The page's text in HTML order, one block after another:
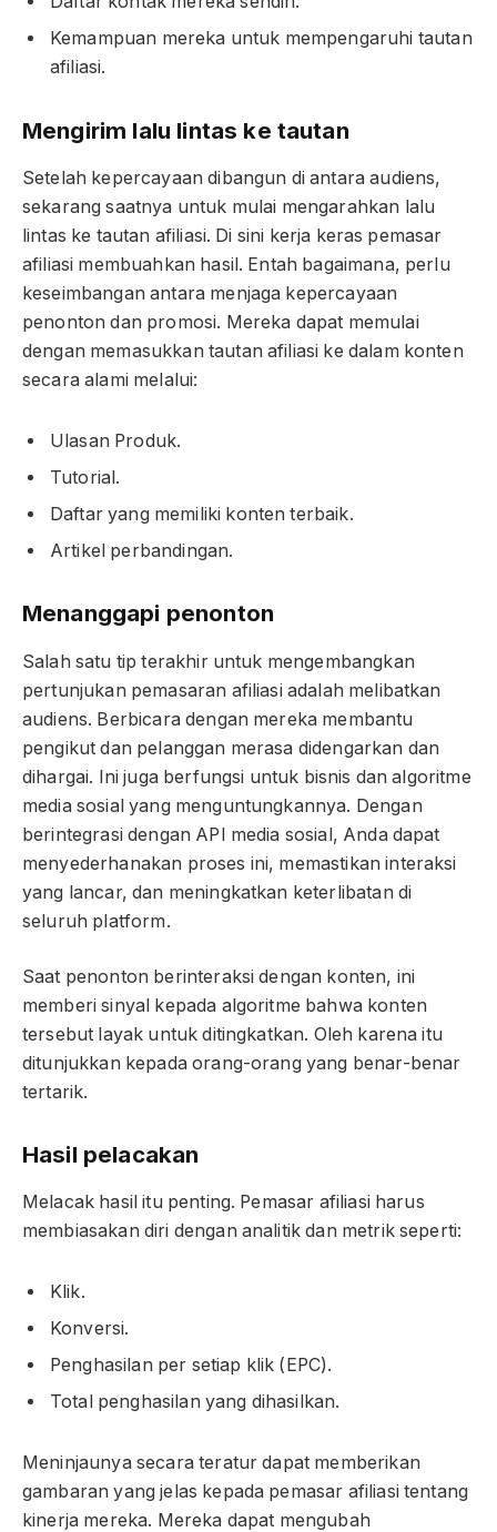
Kemampuan mereka untuk mempengaruhi tautan
afiliasi.
Mengirim lalu lintas ke tautan
Setelah kepercayaan dibangun di antara audiens,
sekarang saatnya untuk mulai mengarahkan lalu
lintas ke tautan afiliasi. Di sini kerja keras pemasar
afiliasi membuahkan hasil. Entah bagaimana, perlu
keseimbangan antara menjaga kepercayaan
penonton dan promosi. Mereka dapat memulai
dengan memasukkan tautan afiliasi ke dalam konten
secara alami melalui:
Ulasan Produk.
Tutorial.
Daftar yang memiliki konten terbaik.
Artikel perbandingan.
Menanggapi penonton
Salah satu tip terakhir untuk mengembangkan
pertunjukan pemasaran afiliasi adalah melibatkan
audiens. Berbicara dengan mereka membantu
pengikut dan pelanggan merasa didengarkan dan
dihargai. Ini juga berfungsi untuk bisnis dan algoritme
media sosial yang menguntungkannya. Dengan
berintegrasi dengan API media sosial, Anda dapat
menyederhanakan proses ini, memastikan interaksi
yang lancar, dan meningkatkan keterlibatan di
seluruh platform.
Saat penonton berinteraksi dengan konten, ini
memberi sinyal kepada algoritme bahwa konten
tersebut layak untuk ditingkatkan. Oleh karena itu
ditunjukkan kepada orang-orang yang benar-benar
tertarik.
Hasil pelacakan
Melacak hasil itu penting. Pemasar afiliasi harus
membiasakan diri dengan analitik dan metrik seperti:
Klik.
Konversi.
Penghasilan per setiap klik (EPC).
Total penghasilan yang dihasilkan.
Meninjaunya secara teratur dapat memberikan
gambaran yang jelas kepada pemasar afiliasi tentang
kinerja mereka. Mereka dapat mengubah